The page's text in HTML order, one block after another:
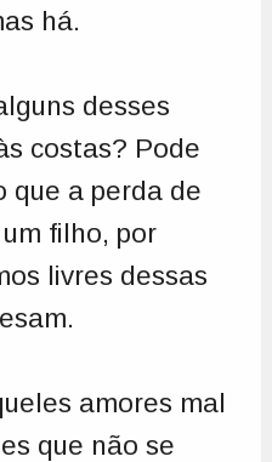
há.
desses
costas? Pode
que a perda de
filho, por
livres dessas
amores mal
que não se